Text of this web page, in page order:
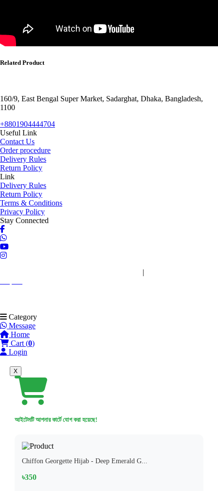
Related Product
160/9, East Bengal Super Market, Sadarghat, Dhaka, Bangladesh,
1100
+8801904444704
Useful Link
Contact Us
Order procedure
Delivery Rules
Return Policy
Link
Delivery Rules
Return Policy
Terms & Conditions
Privacy Policy
Stay Connected
|
Category
Message
Home
Cart (0)
Login
X
আইটেমটি আপনার কার্টে যোগ করা হয়েছে!
Chiffon Georgette Hijab - Deep Emerald G...
৳350